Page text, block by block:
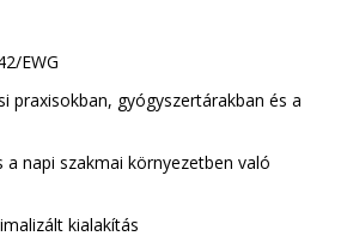
EWG
praxisokban, gyógyszertárakban és a
a napi szakmai környezetben való
kialakítás